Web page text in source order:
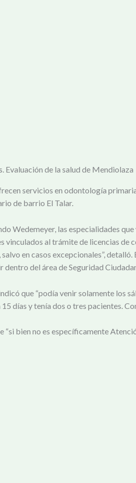
Evaluación de la salud de Mendiolaza
servicios en odontología
de barrio El Talar.
Wedemeyer, las especialidades
al trámite de licencias de
en casos excepcionales”,
del área de Seguridad
que “podía venir solamente los
días y tenía dos o tres pacientes.
bien no es específicamente